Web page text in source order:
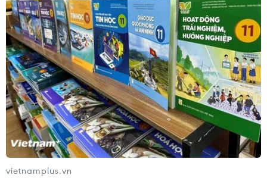
Tổng Biên tập: TRẦN TIẾN DUẨN
Phó Tổng Biên tập: NGUYỄN THỊ TÁM, KHÚC THANH
THỦY
Sở hữu trí tuệ
Quy định sử dụng
RSS
Hỗ trợ
Ngôn ngữ
TTXVN
Dịch vụ tin
Quảng cáo
Liên hệ
vietnamplus.vn